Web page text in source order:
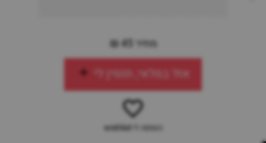
מחיר 45 ₪
אזל במלאי, תזמין לי
הוספה ל-wishlist